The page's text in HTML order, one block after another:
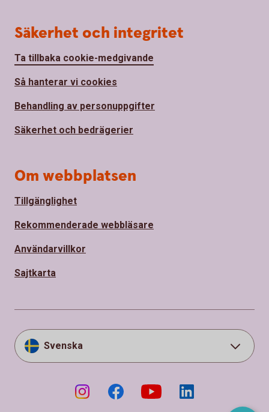
Säkerhet och integritet
Ta tillbaka cookie-medgivande
Så hanterar vi cookies
Behandling av personuppgifter
Säkerhet och bedrägerier
Om webbplatsen
Tillgänglighet
Rekommenderade webbläsare
Användarvillkor
Sajtkarta
Svenska